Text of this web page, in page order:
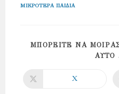
ΜΙΚΡΌΤΕΡΑ ΠΑΙΔΙΆ
ΜΠΟΡΕΊΤΕ ΝΑ
ΑΥΤΌ
Opens
X